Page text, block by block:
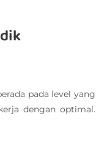
pada level yang
dengan optimal.